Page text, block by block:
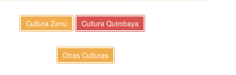
Cultura Zenú Cultura Quimbaya
Otras Culturas